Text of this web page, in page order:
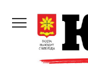
содержанию